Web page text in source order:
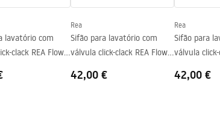
lavatório com
clack REA Flow
Rea
Sifão para lavatório com
válvula click-clack REA Flow
42,00 €
Rea
Sifão para
válvula
42,00 €